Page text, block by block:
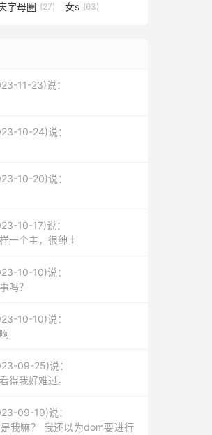
字母圈 (27) 女s (63)
11-23)说：
10-24)说：
10-20)说：
10-17)说：
一个主，很绅士
10-10)说：
吗？
10-10)说：
09-25)说：
得我好难过。
09-19)说：
我嘛？ 我还以为dom要进行